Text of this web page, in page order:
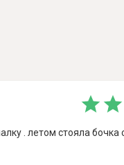
. летом стояла бочка